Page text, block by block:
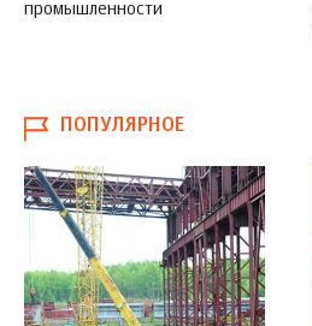
промышленности
ПОПУЛЯРНОЕ